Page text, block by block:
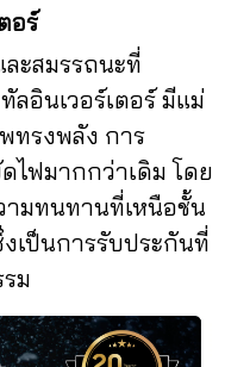
อร์
ะสมรรถนะที่
อินเวอร์เตอร์ มีแม่
ทรงพลัง การ
ไฟมากกว่าเดิม โดย
ามทนทานที่เหนือชั้น
เป็นการรับประกันที่
ม